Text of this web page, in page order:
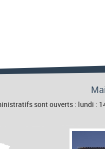
sont ouverts : lundi :